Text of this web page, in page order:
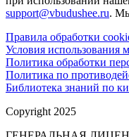
support@vbudushee.ru.
Правила обработки
Условия использования
Политика обработки
Политика по
Библиотека знаний по
Copyright 2025